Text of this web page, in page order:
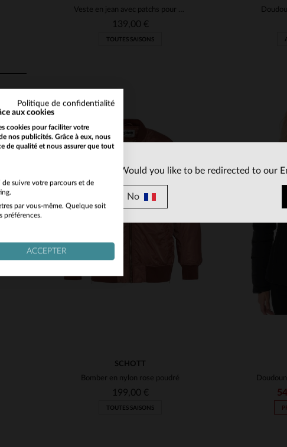
Veste en jean avec patchs pour femme
139,00 €
TOUTES SAISONS
SCHOTT
Bomber en nylon rose poudré
199,00 €
TOUTES SAISONS
Would you like to be redirected to our
No
Politique de confidentialité
aux cookies
cookies pour faciliter votre
nos publicités. Grâce à eux, nous
de qualité et nous assurer que tout
suivre votre parcours et de
par vous-même. Quelque soit
préférences.
ACCEPTER